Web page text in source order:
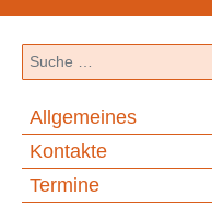
Suchen
Allgemeines
Kontakte
Termine